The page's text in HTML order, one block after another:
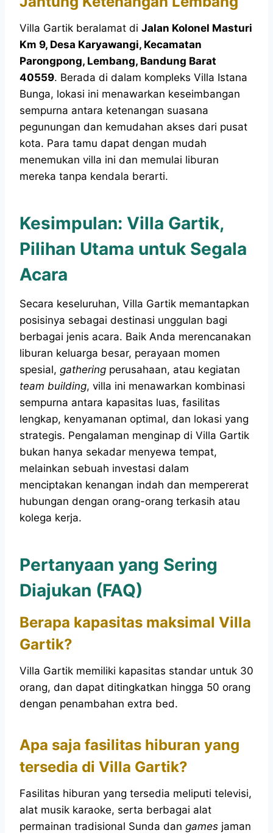
Villa Gartik beralamat di Jalan Kolonel Masturi
Km 9, Desa Karyawangi, Kecamatan
Parongpong, Lembang, Bandung Barat
40559. Berada di dalam kompleks Villa Istana
Bunga, lokasi ini menawarkan keseimbangan
sempurna antara ketenangan suasana
pegunungan dan kemudahan akses dari pusat
kota. Para tamu dapat dengan mudah
menemukan villa ini dan memulai liburan
mereka tanpa kendala berarti.
Kesimpulan: Villa Gartik,
Pilihan Utama untuk Segala
Acara
Secara keseluruhan, Villa Gartik memantapkan
posisinya sebagai destinasi unggulan bagi
berbagai jenis acara. Baik Anda merencanakan
liburan keluarga besar, perayaan momen
spesial, gathering perusahaan, atau kegiatan
team building, villa ini menawarkan kombinasi
sempurna antara kapasitas luas, fasilitas
lengkap, kenyamanan optimal, dan lokasi yang
strategis. Pengalaman menginap di Villa Gartik
bukan hanya sekadar menyewa tempat,
melainkan sebuah investasi dalam
menciptakan kenangan indah dan mempererat
hubungan dengan orang-orang terkasih atau
kolega kerja.
Pertanyaan yang Sering
Diajukan (FAQ)
Berapa kapasitas maksimal Villa
Gartik?
Villa Gartik memiliki kapasitas standar untuk 30
orang, dan dapat ditingkatkan hingga 50 orang
dengan penambahan extra bed.
Apa saja fasilitas hiburan yang
tersedia di Villa Gartik?
Fasilitas hiburan yang tersedia meliputi televisi,
alat musik karaoke, serta berbagai alat
permainan tradisional Sunda dan games jaman